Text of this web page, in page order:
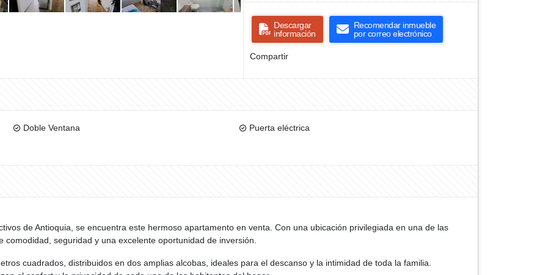
Descargar
información
Recomendar inmueble
por correo electrónico
Compartir
Doble Ventana
Puerta eléctrica
de Antioquia, se encuentra este hermoso apartamento en venta. Con una ubicación privilegiada en una de las
seguridad y una excelente oportunidad de inversión.
cuadrados, distribuidos en dos amplias alcobas, ideales para el descanso y la intimidad de toda la familia.